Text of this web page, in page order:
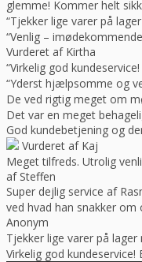
glemme! Kommer helt
“Tjekker lige varer på
“Venlig –
Vurderet af Kirtha
“Virkelig god
“Yderst hjælpsomme og
De ved rigtig meget om
Det var en meget
God kundebetjening og
Vurderet af Kaj
Meget tilfreds. Utrolig
af Steffen
Super dejlig service af
ved hvad han snakker
Anonym
Tjekker lige varer på
Virkelig god kundeservice!